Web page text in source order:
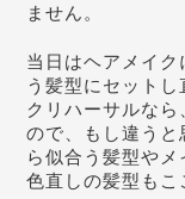
ません。
当日はヘアメイ
う髪型にセット
クリハーサルな
ので、もし違う
ら似合う髪型や
色直しの髪型もこ